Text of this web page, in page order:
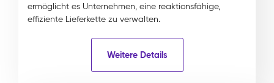
ermöglicht es Unternehmen, eine reaktionsfähige,
effiziente Lieferkette zu verwalten.
Weitere Details